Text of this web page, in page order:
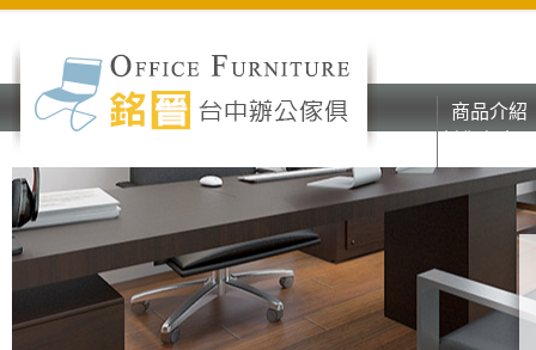
商品介紹
辦公家具
彰化台中
辦公家具